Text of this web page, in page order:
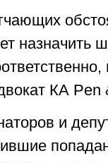
назначить
КА Pen
и